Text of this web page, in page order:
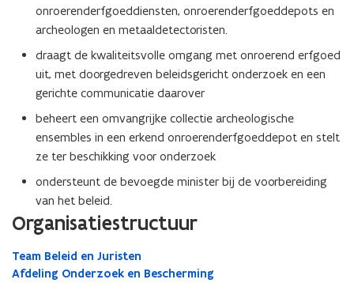
onroerenderfgoeddiensten, onroerenderfgoeddepots en
archeologen en metaaldetectoristen.
draagt de kwaliteitsvolle omgang met onroerend erfgoed
uit, met doorgedreven beleidsgericht onderzoek en een
gerichte communicatie daarover
beheert een omvangrijke collectie archeologische
ensembles in een erkend onroerenderfgoeddepot en stelt
ze ter beschikking voor onderzoek
ondersteunt de bevoegde minister bij de voorbereiding
van het beleid.
Organisatiestructuur
Team Beleid en Juristen
Afdeling Onderzoek en Bescherming